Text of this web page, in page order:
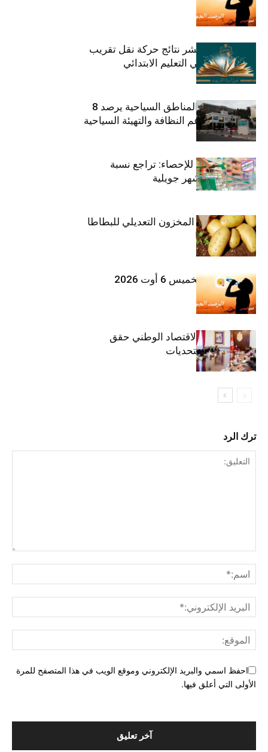
وزارة التربية تنشر نتائج حركة نقل تقريب
الأزواج لمدرّسي التعليم الابتدائي
صندوق حماية المناطق السياحية يرصد 8
مليون دينار لدعم النظافة والتهيئة السياحية
المعهد الوطني للإحصاء: تراجع نسبة
التضخم خلال شهر جويلية
وزارة الفلاحة : المخزون التعديلي للبطاطا
بلغ 12392 طنا
طقس اليوم الخميس 6 أوت 2026
وزيرة المالية: الاقتصاد الوطني حقق
مكاسب رغم التحديات
ترك الرد
احفظ اسمي والبريد الإلكتروني وموقع الويب في هذا المتصفح للمرة
الأولى التي أعلق فيها.